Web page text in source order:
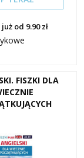
od 9.90 zł
FISZKI DLA